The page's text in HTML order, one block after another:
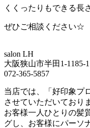
くくったりもできる長
ぜひご相談ください☆
salon LH
大阪狭山市半田1-1185-1
072-365-5857
当店では、「好印象プ
させていただいており
お客様一人ひとりの髪
グし、お客様にパーソ